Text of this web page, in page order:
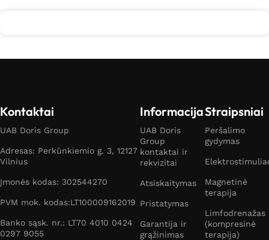
Kontaktai
UAB Doris Group
Adresas: Perkūnkiemio g. 3, 12127
Vilnius
Įmonės kodas: 302544270
PVM mok. kodas:LT100009162019
Banko sąsk. nr.: LT70 4010 0424
0297 9055
Informacija
UAB Doris
Group
kontaktai ir
rekvizitai
Atsiskaitymas
Pristatymas
Garantija ir
grąžinimas
Straipsniai
Peršalimo
gydymas
Magnetinė
terapija
Limfodrenažas
(kompresinė
terapija)